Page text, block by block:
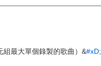
最大單個錄製的歌曲）&#xD;